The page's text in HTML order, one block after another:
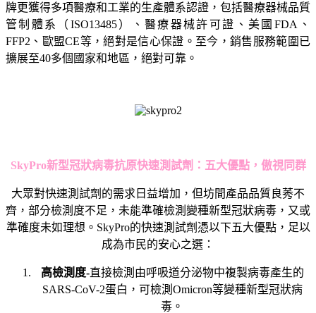
牌更獲得多項醫療和工業的生產體系認證，包括醫療器械品質
管制體系（ISO13485）、醫療器械許可證、美國FDA、
FFP2、歐盟CE等，絕對是信心保證。至今，銷售服務範圍已
擴展至40多個國家和地區，絕對可靠。
SkyPro新型冠狀病毒抗原快速測試劑：五大優點，傲視同群
大眾對快速測試劑的需求日益增加，但坊間產品品質良莠不
齊，部分檢測度不足，未能準確檢測變種新型冠狀病毒，又或
準確度未如理想。SkyPro的快速測試劑憑以下五大優點，足以
成為市民的安心之選：
高檢測度-直接檢測由呼吸道分泌物中複製病毒產生的
SARS-CoV-2蛋白，可檢測Omicron等變種新型冠狀病
毒。